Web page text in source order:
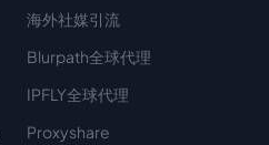
海外社媒引流
Blurpath全球代理
IPFLY全球代理
Proxyshare